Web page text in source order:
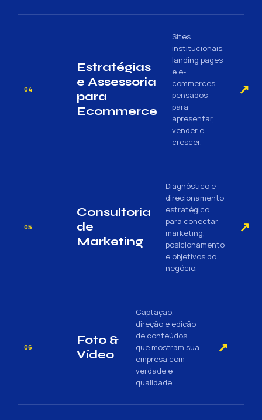
04
Estratégias
e Assessoria
para
Ecommerce
Sites
institucionais,
landing pages
e e-
commerces
pensados
para
apresentar,
vender e
crescer.
↗
05
Consultoria
de
Marketing
Diagnóstico e
direcionamento
estratégico
para conectar
marketing,
posicionamento
e objetivos do
negócio.
↗
06
Foto &
Vídeo
Captação,
direção e edição
de conteúdos
que mostram sua
empresa com
verdade e
qualidade.
↗